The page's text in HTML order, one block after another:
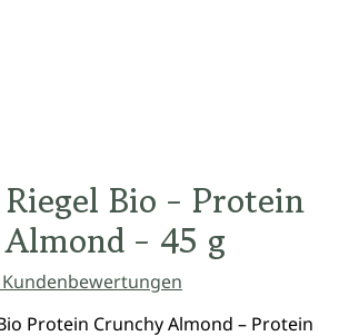
Bio - Protein
- 45 g
Kundenbewertungen
Protein Crunchy Almond – Protein